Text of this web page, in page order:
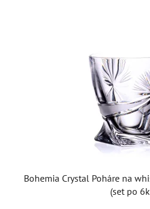
Bohemia Crystal Poháre na
(set po